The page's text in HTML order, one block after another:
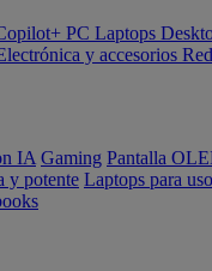
PC Laptops
y accesorios Red
IA Gaming Pantalla
y potente Laptops para